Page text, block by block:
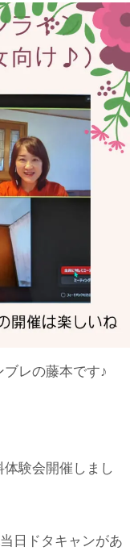
レの藤本です♪
験会開催しまし
日ドタキャンがあ